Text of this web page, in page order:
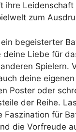
ihre Leidenschaft
zum
begeisterter
Liebe für
Spielern.
deine eigenen
Poster oder
der Reihe.
Faszination für
die Vorfreude